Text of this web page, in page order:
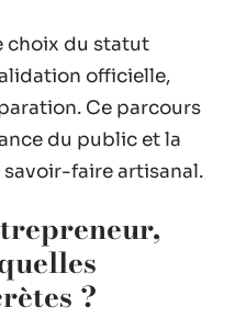
choix du statut
officielle,
Ce parcours
du public et la
faire artisanal.
?